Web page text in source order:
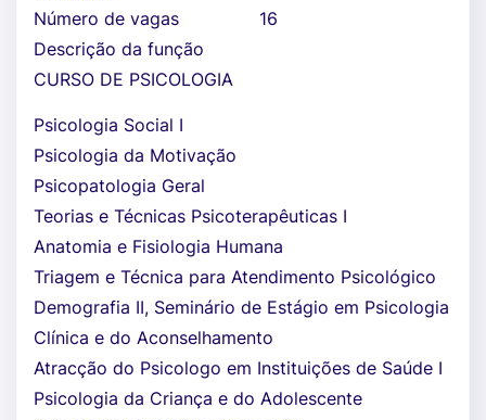
Número de vagas
16
Descrição da função
CURSO DE PSICOLOGIA
Psicologia Social I
Psicologia da Motivação
Psicopatologia Geral
Teorias e Técnicas Psicoterapêuticas I
Anatomia e Fisiologia Humana
Triagem e Técnica para Atendimento Psicológico
Demografia II, Seminário de Estágio em Psicologia
Clínica e do Aconselhamento
Atracção do Psicologo em Instituições de Saúde I
Psicologia da Criança e do Adolescente